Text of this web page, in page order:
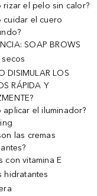
rizar el pelo sin calor?
cuidar el cuero
SOAP BROWS
DISIMULAR LOS
RÁPIDA Y
aplicar el iluminador?
las cremas
con vitamina E
hidratantes